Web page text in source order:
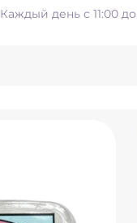
Каждый день с 11:00